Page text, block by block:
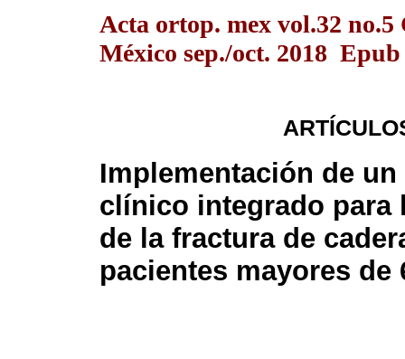
Acta ortop. mex vol.32 no.5
México sep./oct. 2018 Epub
Implementación de
clínico integrado para
de la fractura de
pacientes mayores de